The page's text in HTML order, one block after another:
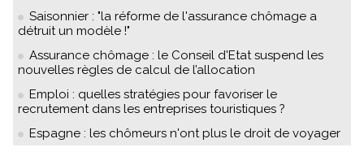
Saisonnier : "la réforme de l'assurance chômage a
détruit un modèle !"
Assurance chômage : le Conseil d'Etat suspend les
nouvelles règles de calcul de l’allocation
Emploi : quelles stratégies pour favoriser le
recrutement dans les entreprises touristiques ?
Espagne : les chômeurs n'ont plus le droit de voyager